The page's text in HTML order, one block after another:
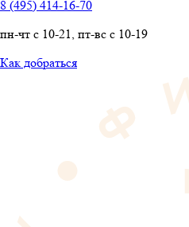
8 (495) 414-16-70
пн-чт с 10-21, пт-вс с 10-19
Как добраться